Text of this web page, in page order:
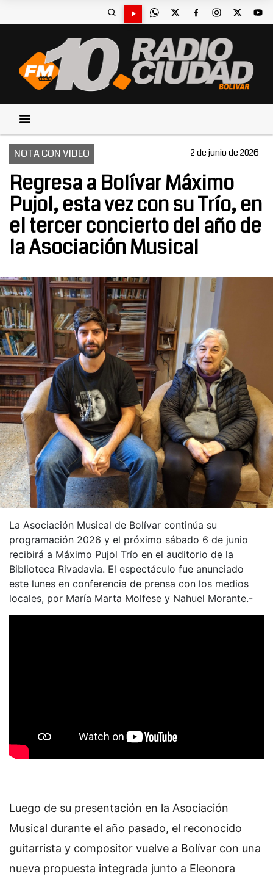
NOTA CON VIDEO 2 de junio de 2026
Regresa a Bolívar Máximo
Pujol, esta vez con su Trío, en
el tercer concierto del año de
la Asociación Musical
La Asociación Musical de Bolívar continúa su
programación 2026 y el próximo sábado 6 de junio
recibirá a Máximo Pujol Trío en el auditorio de la
Biblioteca Rivadavia. El espectáculo fue anunciado
este lunes en conferencia de prensa con los medios
locales, por María Marta Molfese y Nahuel Morante.-
Luego de su presentación en la Asociación
Musical durante el año pasado, el reconocido
guitarrista y compositor vuelve a Bolívar con una
nueva propuesta integrada junto a Eleonora